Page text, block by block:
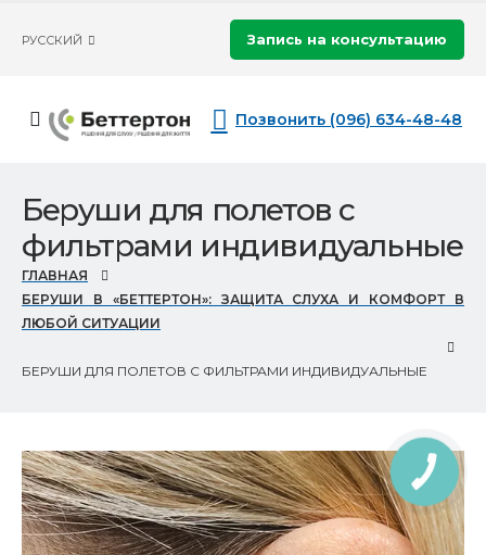
РУССКИЙ Запись на консультацию
Позвонить (096) 634-48-48
Беруши для полетов с
фильтрами индивидуальные
ГЛАВНАЯ
БЕРУШИ В «БЕТТЕРТОН»: ЗАЩИТА СЛУХА И КОМФОРТ В
ЛЮБОЙ СИТУАЦИИ
БЕРУШИ ДЛЯ ПОЛЕТОВ С ФИЛЬТРАМИ ИНДИВИДУАЛЬНЫЕ